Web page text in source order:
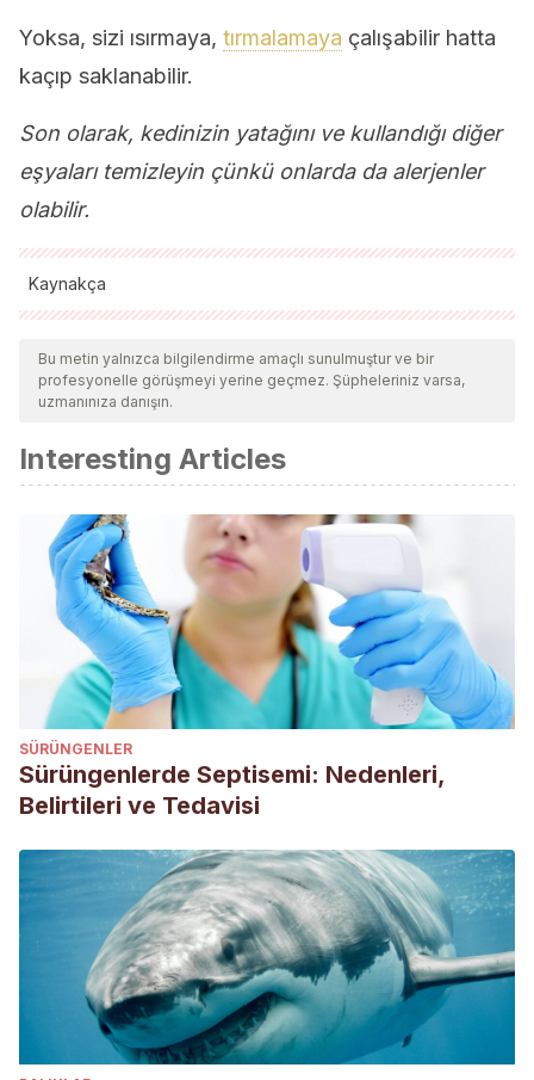
Yoksa, sizi ısırmaya, tırmalamaya çalışabilir hatta
kaçıp saklanabilir.
Son olarak, kedinizin yatağını ve kullandığı diğer
eşyaları temizleyin çünkü onlarda da alerjenler
olabilir.
Kaynakça
Tüm alıntı yapılan kaynaklar, kalitelerini, güvenilirliklerini,
güncelliklerini ve geçerliliklerini sağlamak için ekibimiz
tarafından derinlemesine incelendi. Bu makalenin bibliyografisi
kabul edildi.
Grönlund, H, et al. “The Major Cat Allergen, Fel d 1, in
Diagnosis and Therapy.”Current Neurology and
Neuroscience Reports., U.S. National Library of
Medicine, www.ncbi.nlm.nih.gov/pubmed/19844127.
Bonnet, B, and F Jacomet. “An Update on Molecular Cat
Allergens: Fel d 1 and What Else? Chapter 1: Fel d 1, the
Major Cat Allergen.”
, 10 Apr. 2018,
www.ncbi.nlm.nih.gov/pmc/articles/PMC5891966/.
Bu metin yalnızca bilgilendirme amaçlı sunulmuştur ve bir
profesyonelle görüşmeyi yerine geçmez. Şüpheleriniz varsa,
uzmanınıza danışın.
Interesting Articles
SÜRÜNGENLER
Sürüngenlerde Septisemi: Nedenleri,
Belirtileri ve Tedavisi